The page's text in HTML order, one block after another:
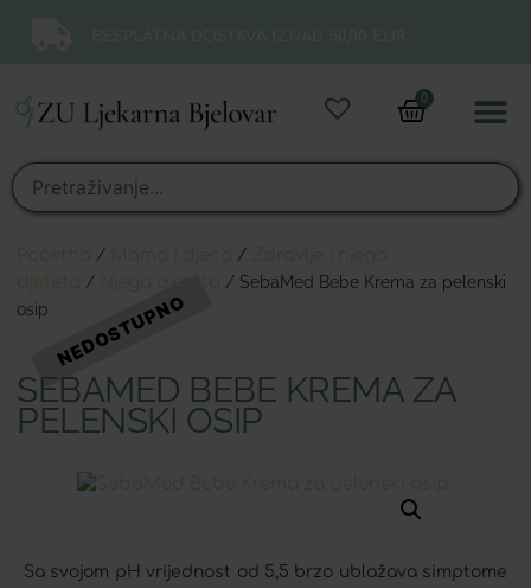
0
/ /
/
/ SebaMed Bebe Krema za pelenski
osip
SEBAMED BEBE KREMA ZA
PELENSKI OSIP
Sa svojom pH vrijednost od 5,5 brzo ublažava simptome